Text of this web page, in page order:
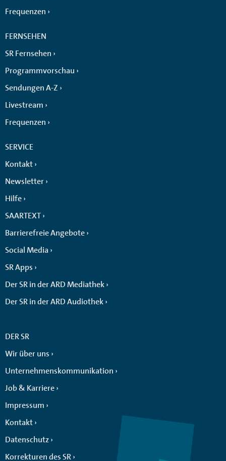
Frequenzen
FERNSEHEN
SR Fernsehen
Programmvorschau
Sendungen A-Z
Livestream
Frequenzen
SERVICE
Kontakt
Newsletter
Hilfe
SAARTEXT
Barrierefreie Angebote
Social Media
SR Apps
Der SR in der ARD Mediathek
Der SR in der ARD Audiothek
DER SR
Wir über uns
Unternehmenskommunikation
Job & Karriere
Impressum
Kontakt
Datenschutz
Korrekturen des SR